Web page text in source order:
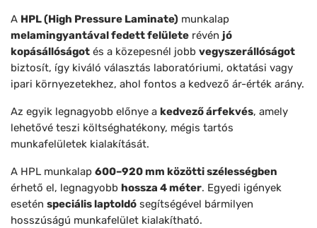
A HPL (High Pressure Laminate) munkalap
melamingyantával fedett felülete révén jó
kopásállóságot és a közepesnél jobb vegyszerállóságot
biztosít, így kiváló választás laboratóriumi, oktatási vagy
ipari környezetekhez, ahol fontos a kedvező ár-érték arány.
Az egyik legnagyobb előnye a kedvező árfekvés, amely
lehetővé teszi költséghatékony, mégis tartós
munkafelületek kialakítását.
A HPL munkalap 600–920 mm közötti szélességben
érhető el, legnagyobb hossza 4 méter. Egyedi igények
esetén speciális laptoldó segítségével bármilyen
hosszúságú munkafelület kialakítható.